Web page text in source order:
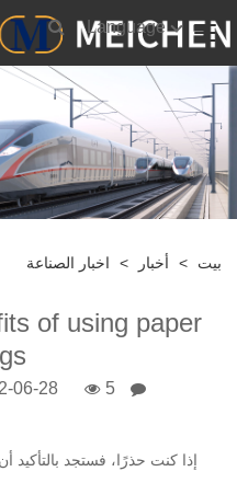
Language
بيت > أخبار > اخبار الصناعة
of using paper
06-28 5
إذا كنت حذرًا، فستجد بالتأكيد